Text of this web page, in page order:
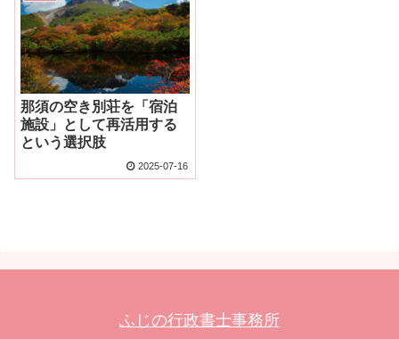
那須の空き別荘を「宿泊
施設」として再活用する
という選択肢
2025-07-16
ふじの行政書士事務所